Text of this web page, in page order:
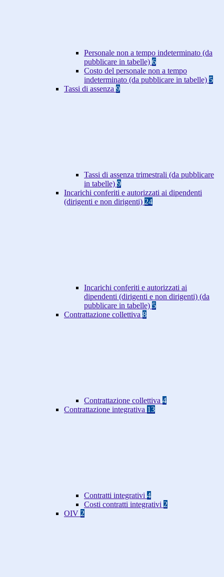
Personale non a tempo indeterminato (da
pubblicare in tabelle) 6
Costo del personale non a tempo
indeterminato (da pubblicare in tabelle) 5
Tassi di assenza 9
Tassi di assenza trimestrali (da pubblicare
in tabelle) 9
Incarichi conferiti e autorizzati ai dipendenti
(dirigenti e non dirigenti) 24
Incarichi conferiti e autorizzati ai
dipendenti (dirigenti e non dirigenti) (da
pubblicare in tabelle) 5
Contrattazione collettiva 8
Contrattazione collettiva 4
Contrattazione integrativa 13
Contratti integrativi 4
Costi contratti integrativi 2
OIV 2